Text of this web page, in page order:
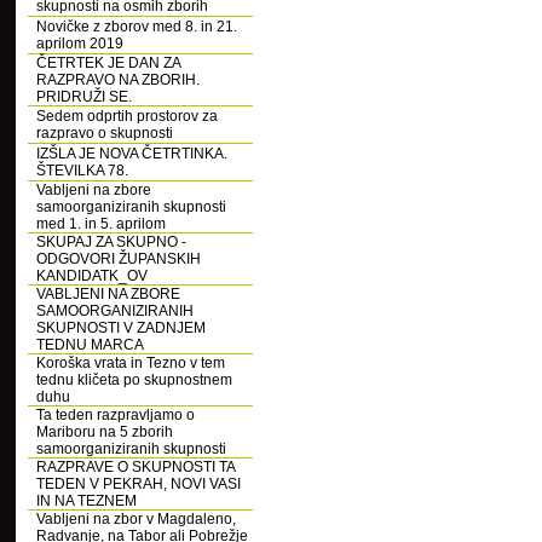
skupnosti na osmih zborih
Novičke z zborov med 8. in 21.
aprilom 2019
ČETRTEK JE DAN ZA
RAZPRAVO NA ZBORIH.
PRIDRUŽI SE.
Sedem odprtih prostorov za
razpravo o skupnosti
IZŠLA JE NOVA ČETRTINKA.
ŠTEVILKA 78.
Vabljeni na zbore
samoorganiziranih skupnosti
med 1. in 5. aprilom
SKUPAJ ZA SKUPNO -
ODGOVORI ŽUPANSKIH
KANDIDATK_OV
VABLJENI NA ZBORE
SAMOORGANIZIRANIH
SKUPNOSTI V ZADNJEM
TEDNU MARCA
Koroška vrata in Tezno v tem
tednu kličeta po skupnostnem
duhu
Ta teden razpravljamo o
Mariboru na 5 zborih
samoorganiziranih skupnosti
RAZPRAVE O SKUPNOSTI TA
TEDEN V PEKRAH, NOVI VASI
IN NA TEZNEM
Vabljeni na zbor v Magdaleno,
Radvanje, na Tabor ali Pobrežje